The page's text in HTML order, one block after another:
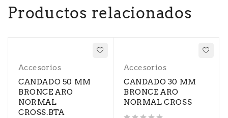
Productos relacionados
Accesorios
CANDADO 50 MM
BRONCE ARO
NORMAL
CROSS.BTA
Accesorios
CANDADO 30 MM
BRONCE ARO
NORMAL CROSS